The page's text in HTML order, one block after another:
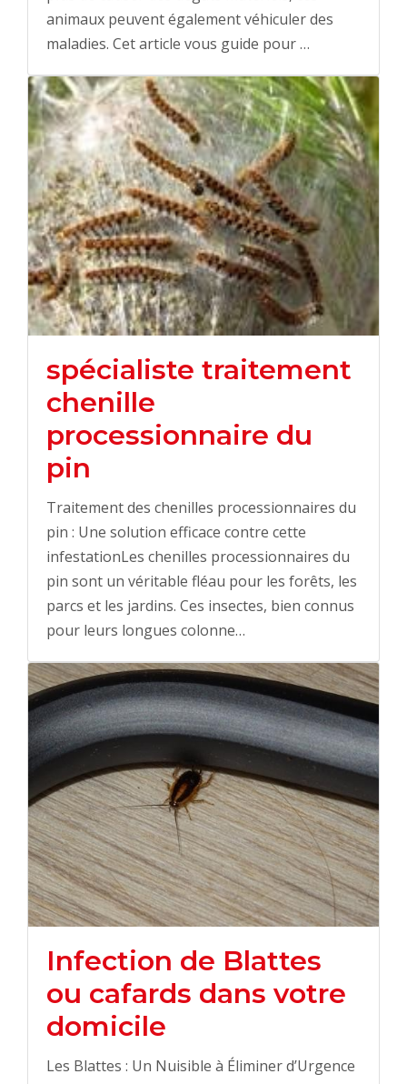
animaux peuvent également véhiculer des
maladies. Cet article vous guide pour …
spécialiste traitement
chenille
processionnaire du
pin
Traitement des chenilles processionnaires du
pin : Une solution efficace contre cette
infestationLes chenilles processionnaires du
pin sont un véritable fléau pour les forêts, les
parcs et les jardins. Ces insectes, bien connus
pour leurs longues colonne…
Infection de Blattes
ou cafards dans votre
domicile
Les Blattes : Un Nuisible à Éliminer d’Urgence